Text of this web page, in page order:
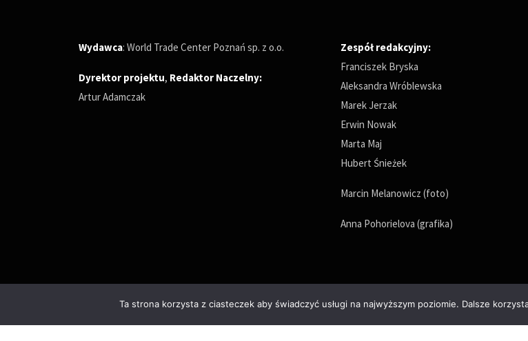
Wydawca: World Trade Center Poznań sp. z o.o.
Dyrektor projektu, Redaktor Naczelny:
Artur Adamczak
Zespół redakcyjny:
Franciszek Bryska
Aleksandra Wróblewska
Marek Jerzak
Erwin Nowak
Marta Maj
Hubert Śnieżek
Marcin Melanowicz (foto)
Anna Pohorielova (grafika)
Ta strona korzysta z ciasteczek aby świadczyć usługi na najwyższym poziomie. Dalsze